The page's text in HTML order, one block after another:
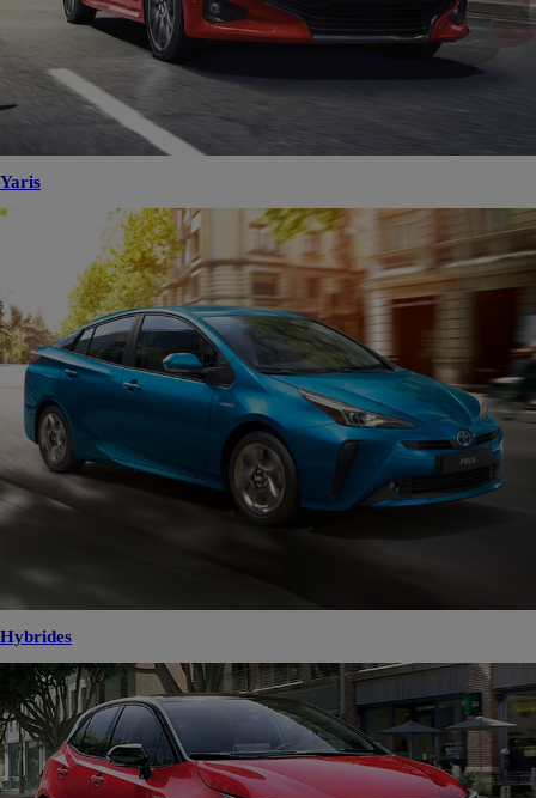
Yaris
Hybrides